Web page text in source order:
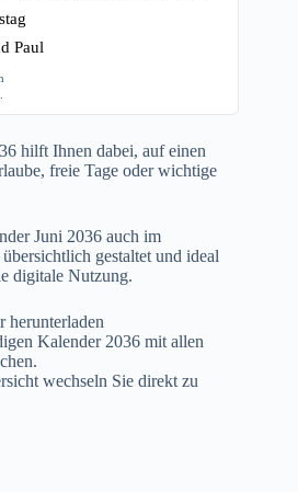
Paul
hilft Ihnen dabei, auf einen
freie Tage oder wichtige
Juni 2036 auch im
gestaltet und ideal
digitale Nutzung.
herunterladen
Kalender 2036 mit allen
wechseln Sie direkt zu